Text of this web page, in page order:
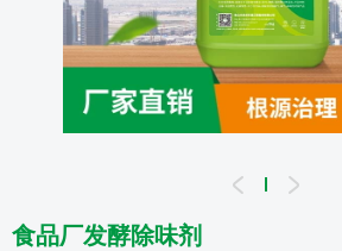
食品厂发酵除味剂